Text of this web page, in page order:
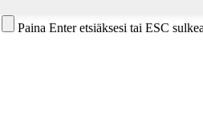
Paina Enter etsiäksesi tai ESC